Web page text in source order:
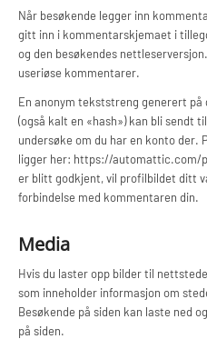
Når besøkende legger inn
gitt inn i kommentarskjemaet i
og den besøkendes
useriøse kommentarer.
En anonym tekststreng generert på
(også kalt en «hash») kan bli sendt
undersøke om du har en konto
ligger her: https://automattic.com/
er blitt godkjent, vil profilbildet ditt
forbindelse med kommentaren din.
Media
Hvis du laster opp bilder til
som inneholder informasjon om
Besøkende på siden kan laste ned
på siden.